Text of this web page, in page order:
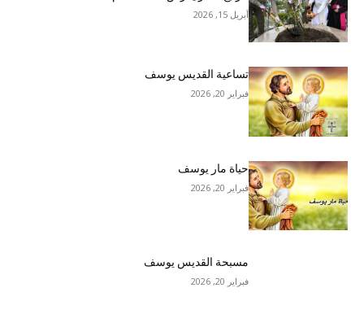
أبريل 15, 2026
تساعية القديس يوسف
فبراير 20, 2026
حياة مار يوسف
فبراير 20, 2026
مسبحة القديس يوسف
فبراير 20, 2026